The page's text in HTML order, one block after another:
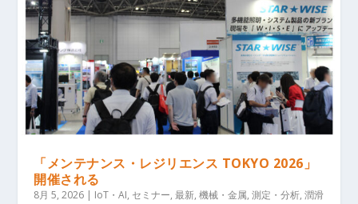
「メンテナンス・レジリエンス TOKYO 2026」
開催される
8月 5, 2026 | IoT・AI, セミナー,最新,機械・金属,測定・分析,潤滑